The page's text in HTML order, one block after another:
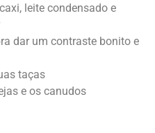
leite condensado e
dar um contraste bonito e
taças
e os canudos